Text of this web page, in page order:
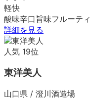
軽快
酸味辛口 旨味フルーティ
詳細を見る
人気 19位
東洋美人
山口県 / 澄川酒造場